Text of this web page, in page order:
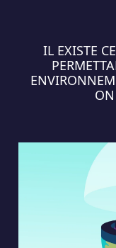
IL EXISTE